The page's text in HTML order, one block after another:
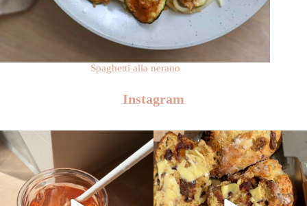
Spaghetti alla nerano
Instagram